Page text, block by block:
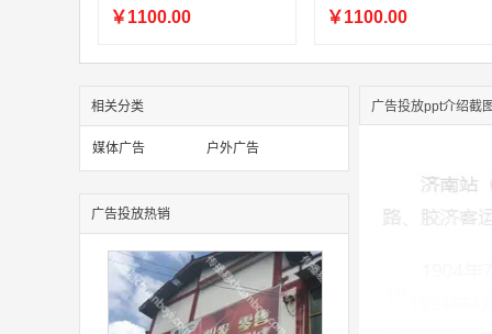
价格
￥1100.00
价格
￥1100.00
相关分类
媒体广告 户外广告
广告投放热销
广告投放ppt介绍截